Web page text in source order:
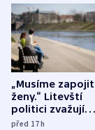
„Musíme zapojit
ženy.“ Litevští
politici zvažují
dohodu o
před 17h